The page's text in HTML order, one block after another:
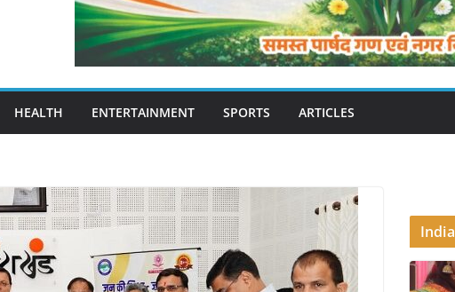
HEALTH ENTERTAINMENT SPORTS ARTICLES
India